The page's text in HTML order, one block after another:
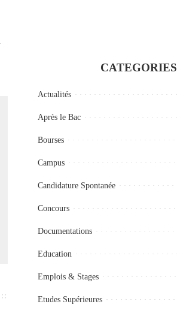
CATEGORIES
Actualités
Après le Bac
Bourses
Campus
Candidature Spontanée
Concours
Documentations
Education
Emplois & Stages
Etudes Supérieures